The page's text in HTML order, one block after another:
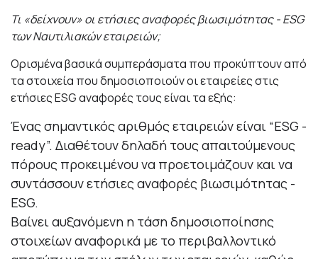
Τι «δείχνουν» οι ετήσιες αναφορές βιωσιμότητας -ESG
των Ναυτιλιακών εταιρειών;
Ορισμένα βασικά συμπεράσματα που προκύπτουν από
τα στοιχεία που δημοσιοποιούν οι εταιρείες στις
ετήσιες ESG αναφορές τους είναι τα εξής:
Ένας σημαντικός αριθμός εταιρειών είναι “ESG -
ready”. Διαθέτουν δηλαδή τους απαιτούμενους
πόρους προκειμένου να προετοιμάζουν και να
συντάσσουν ετήσιες αναφορές βιωσιμότητας -
ESG.
Βαίνει αυξανόμενη η τάση δημοσιοποίησης
στοιχείων αναφορικά με το περιβαλλοντικό